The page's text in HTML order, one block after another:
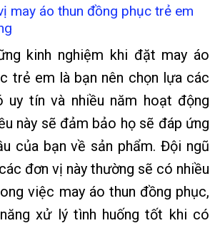
may áo thun đồng phục trẻ em
kinh nghiệm khi đặt may áo
trẻ em là bạn nên chọn lựa các
uy tín và nhiều năm hoạt động
này sẽ đảm bảo họ sẽ đáp ứng
của bạn về sản phẩm. Đội ngũ
đơn vị này thường sẽ có nhiều
việc may áo thun đồng phục,
xử lý tình huống tốt khi có